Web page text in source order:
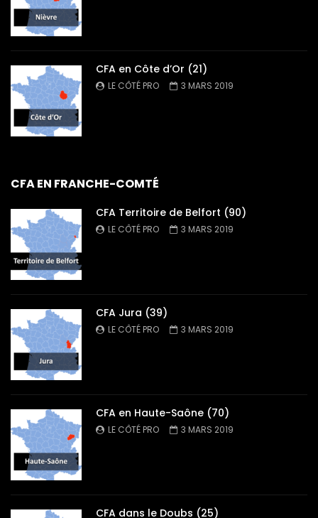
CFA en Côte d’Or (21)
LE CÔTÉ PRO 3 MARS 2019
CFA EN FRANCHE-COMTÉ
CFA Territoire de Belfort (90)
LE CÔTÉ PRO 3 MARS 2019
CFA Jura (39)
LE CÔTÉ PRO 3 MARS 2019
CFA en Haute-Saône (70)
LE CÔTÉ PRO 3 MARS 2019
CFA dans le Doubs (25)